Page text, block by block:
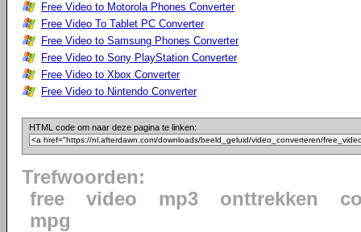
Free Video to Motorola Phones Converter
Free Video To Tablet PC Converter
Free Video to Samsung Phones Converter
Free Video to Sony PlayStation Converter
Free Video to Xbox Converter
Free Video to Nintendo Converter
HTML code om naar deze pagina te linken:
Trefwoorden:
free
video mp3 onttrekken
mpg